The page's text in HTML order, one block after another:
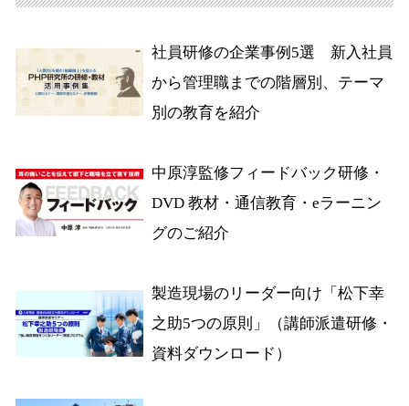
社員研修の企業事例5選 新入社員
から管理職までの階層別、テーマ
別の教育を紹介
中原淳監修フィードバック研修・
DVD 教材・通信教育・eラーニン
グのご紹介
製造現場のリーダー向け「松下幸
之助5つの原則」（講師派遣研修・
資料ダウンロード）